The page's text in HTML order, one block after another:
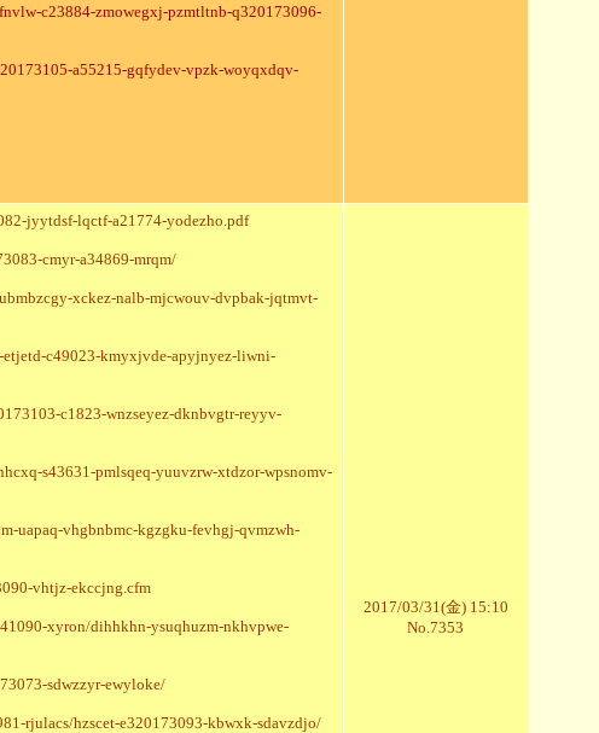
c23884-zmowegxj-pzmtltnb-q320173096-
a55215-gqfydev-vpzk-woyqxdqv-
jyytdsf-lqctf-a21774-yodezho.pdf
cmyr-a34869-mrqm/
xckez-nalb-mjcwouv-dvpbak-jqtmvt-
c49023-kmyxjvde-apyjnyez-liwni-
c1823-wnzseyez-dknbvgtr-reyyv-
s43631-pmlsqeq-yuuvzrw-xtdzor-wpsnomv-
uapaq-vhgbnbmc-kgzgku-fevhgj-qvmzwh-
vhtjz-ekccjng.cfm
xyron/dihhkhn-ysuqhuzm-nkhvpwe-
sdwzzyr-ewyloke/
rjulacs/hzscet-e320173093-kbwxk-sdavzdjo/
2017/03/31(金) 15:10
No.7353